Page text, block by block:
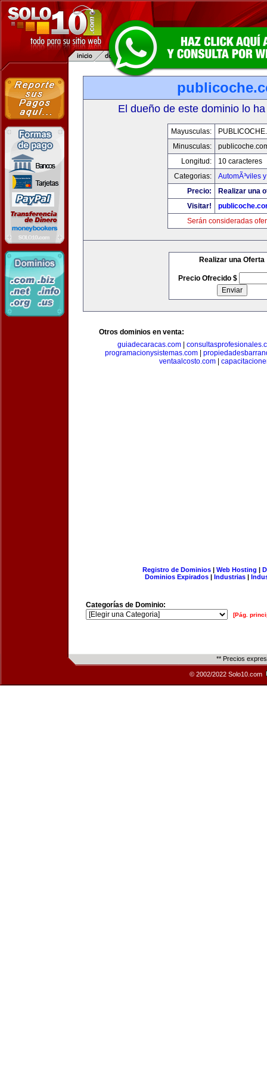
El dueño de este dominio lo
Mayusculas:
Minusculas:
Longitud:
10 caracteres
Categorias:
AutomÃ³viles
Precio:
Realizar una
Visitar!
Serán consideradas
Realizar una Oferta
Precio Ofrecido $
Otros dominios en venta:
guiadecaracas.com
programacionysistemas.com|
ventaalcosto.com|
Registro de Dominios| Web Hosting |
Dominios Expirados | Industrias |
Categorías de Dominio:
[Pág.
** Precios
© 2002/2022 Solo10.com